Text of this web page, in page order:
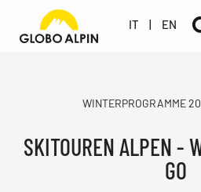
IT | EN
WINTERPROGRAMME
SKITOUREN ALPEN -
GO